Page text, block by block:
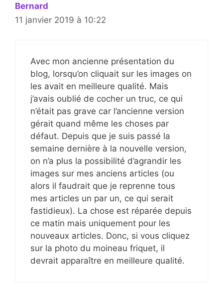
Bernard
11 janvier 2019 à 10:22
Avec mon ancienne présentation du
blog, lorsqu’on cliquait sur les images on
les avait en meilleure qualité. Mais
j’avais oublié de cocher un truc, ce qui
n’était pas grave car l’ancienne version
gérait quand même les choses par
défaut. Depuis que je suis passé la
semaine dernière à la nouvelle version,
on n’a plus la possibilité d’agrandir les
images sur mes anciens articles (ou
alors il faudrait que je reprenne tous
mes articles un par un, ce qui serait
fastidieux). La chose est réparée depuis
ce matin mais uniquement pour les
nouveaux articles. Donc, si vous cliquez
sur la photo du moineau friquet, il
devrait apparaître en meilleure qualité.